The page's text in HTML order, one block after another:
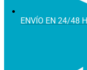
ENVÍO EN 24/48 H